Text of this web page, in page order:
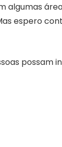
algumas
espero
possam